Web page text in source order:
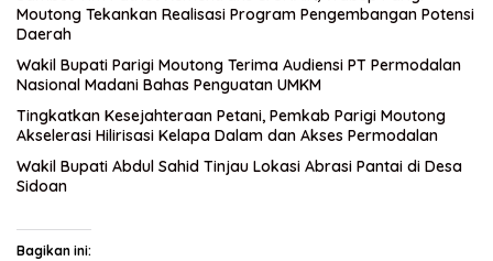
Moutong Tekankan Realisasi Program Pengembangan Potensi
Daerah
Wakil Bupati Parigi Moutong Terima Audiensi PT Permodalan
Nasional Madani Bahas Penguatan UMKM
Tingkatkan Kesejahteraan Petani, Pemkab Parigi Moutong
Akselerasi Hilirisasi Kelapa Dalam dan Akses Permodalan
Wakil Bupati Abdul Sahid Tinjau Lokasi Abrasi Pantai di Desa
Sidoan
Bagikan ini: